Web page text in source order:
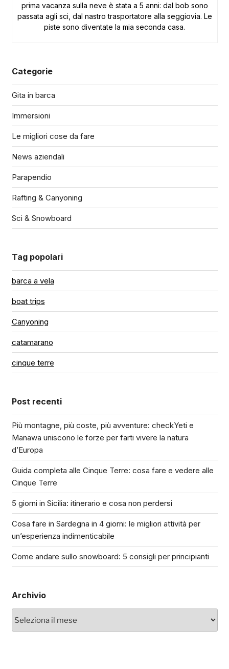
prima vacanza sulla neve è stata a 5 anni: dal bob sono
passata agli sci, dal nastro trasportatore alla seggiovia. Le
piste sono diventate la mia seconda casa.
Categorie
Gita in barca
Immersioni
Le migliori cose da fare
News aziendali
Parapendio
Rafting & Canyoning
Sci & Snowboard
Tag popolari
barca a vela
boat trips
Canyoning
catamarano
cinque terre
Post recenti
Più montagne, più coste, più avventure: checkYeti e
Manawa uniscono le forze per farti vivere la natura
d’Europa
Guida completa alle Cinque Terre: cosa fare e vedere alle
Cinque Terre
5 giorni in Sicilia: itinerario e cosa non perdersi
Cosa fare in Sardegna in 4 giorni: le migliori attività per
un’esperienza indimenticabile
Come andare sullo snowboard: 5 consigli per principianti
Archivio